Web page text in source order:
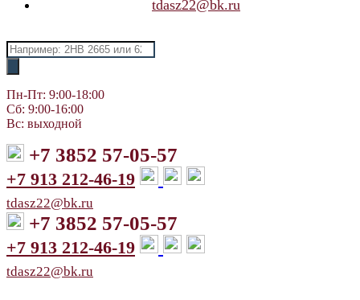
tdasz22@bk.ru
Поиск
товаров
Пн-Пт: 9:00-18:00
Сб: 9:00-16:00
Вс: выходной
+7 3852 57-05-57
+7 913 212-46-19
tdasz22@bk.ru
+7 3852 57-05-57
+7 913 212-46-19
tdasz22@bk.ru